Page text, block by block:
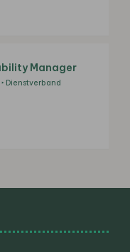
Manager
Dienstverband